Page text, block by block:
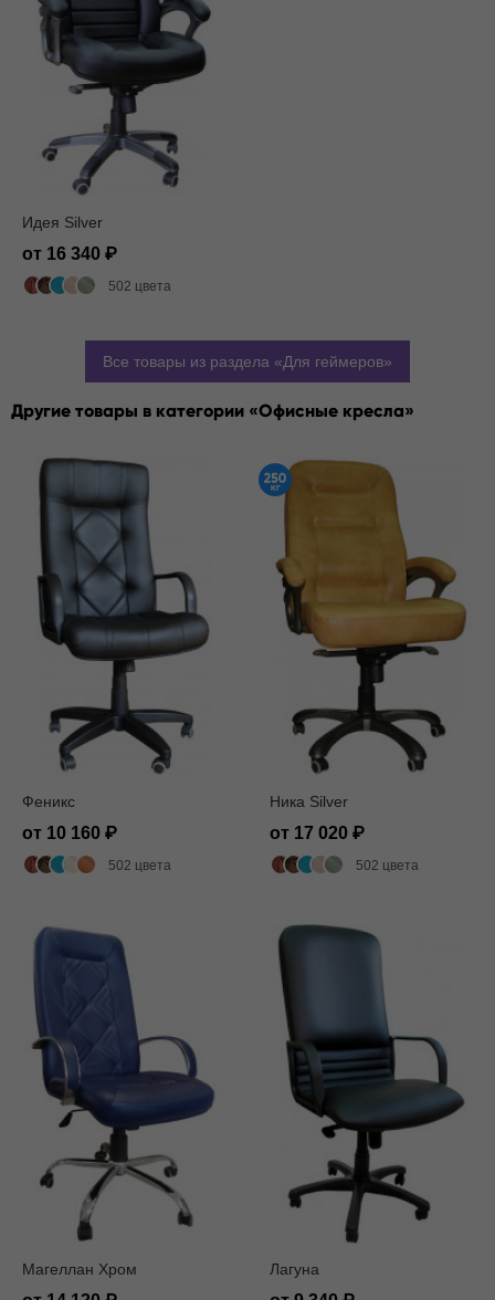
Идея Silver
от 16 340
502 цвета
Все товары из раздела Для геймеров
Другие товары в категории Офисные кресла
Феникс
от 10 160
502 цвета
Ника Silver
от 17 020
502 цвета
Магеллан Хром Лагуна